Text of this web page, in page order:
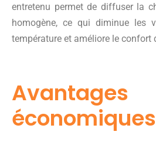
entretenu permet de diffuser la
homogène, ce qui diminue les
température et améliore le confort
Avantages
économiques